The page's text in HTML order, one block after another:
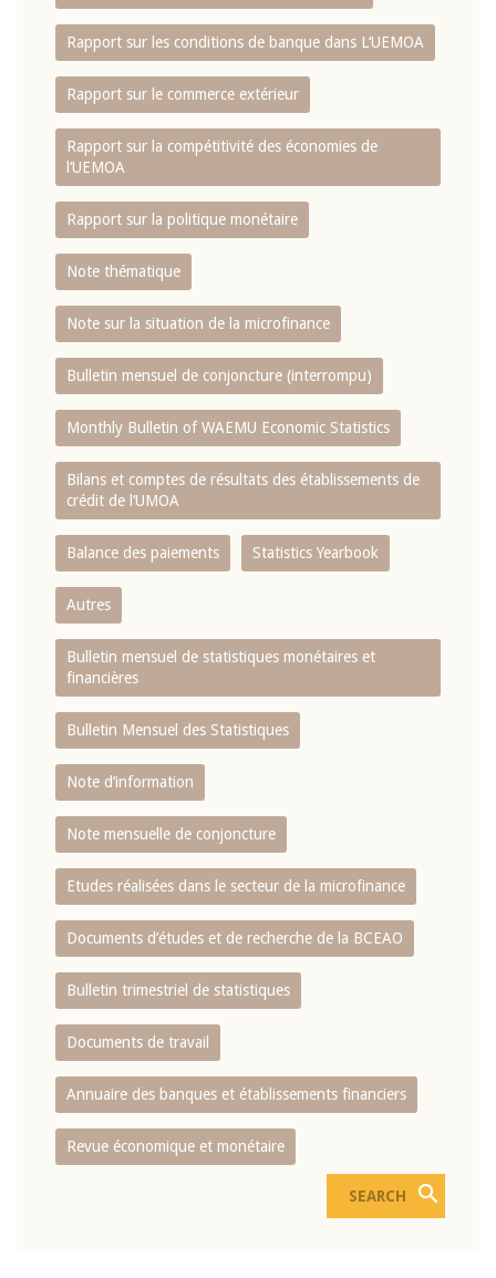
Rapport sur les conditions de banque dans L‘UEMOA
Rapport sur le commerce extérieur
Rapport sur la compétitivité des économies de
l‘UEMOA
Rapport sur la politique monétaire
Note thématique
Note sur la situation de la microfinance
Bulletin mensuel de conjoncture (interrompu)
Monthly Bulletin of WAEMU Economic Statistics
Bilans et comptes de résultats des établissements de
crédit de l‘UMOA
Balance des paiements Statistics Yearbook
Autres
Bulletin mensuel de statistiques monétaires et
financières
Bulletin Mensuel des Statistiques
Note d’information
Note mensuelle de conjoncture
Etudes réalisées dans le secteur de la microfinance
Documents d’études et de recherche de la BCEAO
Bulletin trimestriel de statistiques
Documents de travail
Annuaire des banques et établissements financiers
Revue économique et monétaire